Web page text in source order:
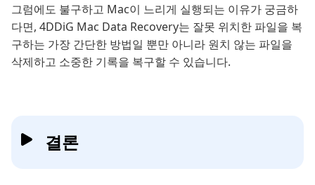
그럼에도 불구하고 Mac이 느리게 실행되는 이유가 궁금하
다면, 4DDiG Mac Data Recovery는 잘못 위치한 파일을 복
구하는 가장 간단한 방법일 뿐만 아니라 원치 않는 파일을
삭제하고 소중한 기록을 복구할 수 있습니다.
결론